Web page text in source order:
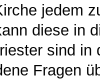
jedem
diese in
sind in
Fragen